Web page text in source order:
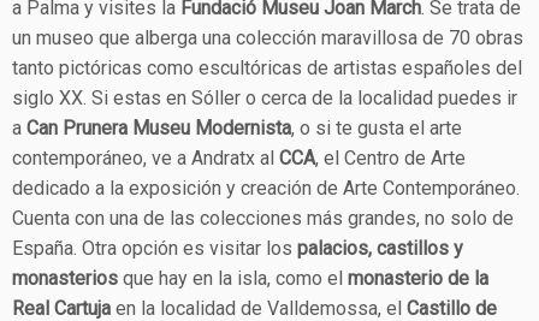
a Palma y visites la Fundació Museu Joan March. Se trata de
un museo que alberga una colección maravillosa de 70 obras
tanto pictóricas como escultóricas de artistas españoles del
siglo XX. Si estas en Sóller o cerca de la localidad puedes ir
a Can Prunera Museu Modernista, o si te gusta el arte
contemporáneo, ve a Andratx al CCA, el Centro de Arte
dedicado a la exposición y creación de Arte Contemporáneo.
Cuenta con una de las colecciones más grandes, no solo de
España. Otra opción es visitar los palacios, castillos y
monasterios que hay en la isla, como el monasterio de la
Real Cartuja en la localidad de Valldemossa, el Castillo de